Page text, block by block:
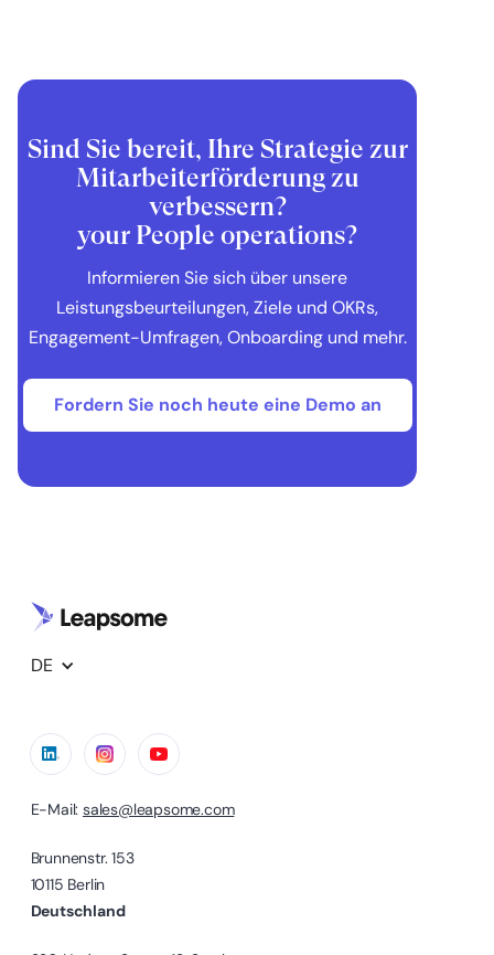
Sind Sie bereit, Ihre Strategie zur
Mitarbeiterförderung zu
verbessern?
your People operations?
Informieren Sie sich über unsere
Leistungsbeurteilungen, Ziele und OKRs,
Engagement-Umfragen, Onboarding und mehr.
Fordern Sie noch heute eine Demo an
DE
E-Mail: sales@leapsome.com
Brunnenstr. 153
10115 Berlin
Deutschland